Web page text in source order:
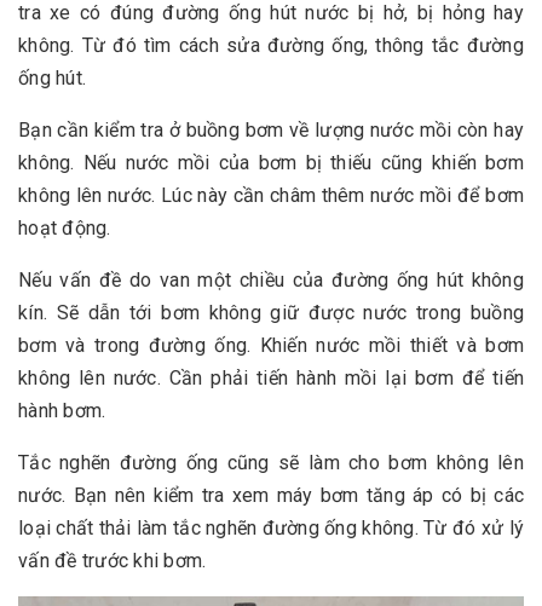
tra xe có đúng đường ống hút nước bị hở, bị hỏng hay
không. Từ đó tìm cách sửa đường ống, thông tắc đường
ống hút.
Bạn cần kiểm tra ở buồng bơm về lượng nước mồi còn hay
không. Nếu nước mồi của bơm bị thiếu cũng khiến bơm
không lên nước. Lúc này cần châm thêm nước mồi để bơm
hoạt động.
Nếu vấn đề do van một chiều của đường ống hút không
kín. Sẽ dẫn tới bơm không giữ được nước trong buồng
bơm và trong đường ống. Khiến nước mồi thiết và bơm
không lên nước. Cần phải tiến hành mồi lại bơm để tiến
hành bơm.
Tắc nghẽn đường ống cũng sẽ làm cho bơm không lên
nước. Bạn nên kiểm tra xem máy bơm tăng áp có bị các
loại chất thải làm tắc nghẽn đường ống không. Từ đó xử lý
vấn đề trước khi bơm.